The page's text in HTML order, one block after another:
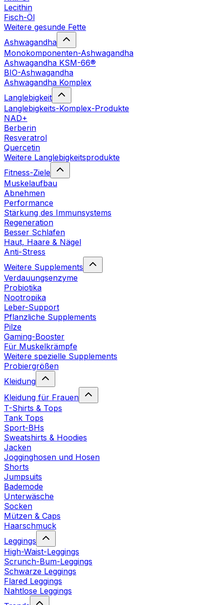
Lecithin
Fisch-Öl
Weitere gesunde Fette
Ashwagandha
Monokomponenten-Ashwagandha
Ashwagandha KSM-66®
BIO-Ashwagandha
Ashwagandha Komplex
Langlebigkeit
Langlebigkeits-Komplex-Produkte
NAD+
Berberin
Resveratrol
Quercetin
Weitere Langlebigkeitsprodukte
Fitness-Ziele
Muskelaufbau
Abnehmen
Performance
Stärkung des Immunsystems
Regeneration
Besser Schlafen
Haut, Haare & Nägel
Anti-Stress
Weitere Supplements
Verdauungsenzyme
Probiotika
Nootropika
Leber-Support
Pflanzliche Supplements
Pilze
Gaming-Booster
Für Muskelkrämpfe
Weitere spezielle Supplements
Probiergrößen
Kleidung
Kleidung für Frauen
T-Shirts & Tops
Tank Tops
Sport-BHs
Sweatshirts & Hoodies
Jacken
Jogginghosen und Hosen
Shorts
Jumpsuits
Bademode
Unterwäsche
Socken
Mützen & Caps
Haarschmuck
Leggings
High-Waist-Leggings
Scrunch-Bum-Leggings
Schwarze Leggings
Flared Leggings
Nahtlose Leggings